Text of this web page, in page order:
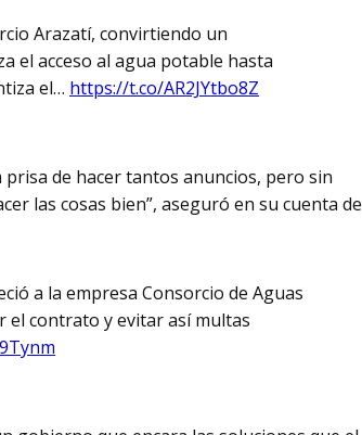
Arazatí, convirtiendo un
el acceso al agua potable hasta
el… https://t.co/AR2JYtbo8Z
de hacer tantos anuncios, pero sin
las cosas bien”, aseguró en su cuenta de
a la empresa Consorcio de Aguas
el contrato y evitar así multas